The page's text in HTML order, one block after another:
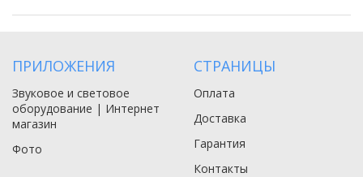
ПРИЛОЖЕНИЯ
Звуковое и световое
оборудование | Интернет
магазин
Фото
СТРАНИЦЫ
Оплата
Доставка
Гарантия
Контакты